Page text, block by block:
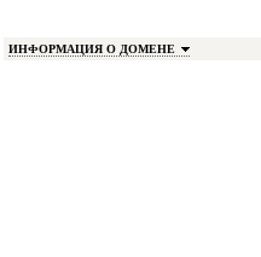
ИНФОРМАЦИЯ О ДОМЕНЕ